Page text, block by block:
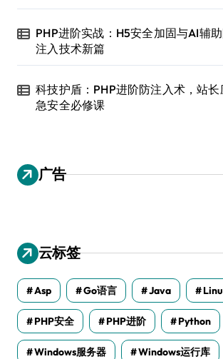
PHP进阶实战：H5安全加固与AI辅
注入技术新篇
科技护盾：PHP进阶防注入术，站长
急安全必修课
广告
云标签
Asp Go语言 Java
PHP安全 PHP进阶 Python
Windows服务器 Windows运行库